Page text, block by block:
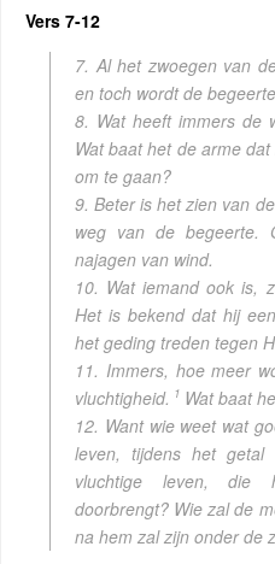
Vers 7-12
7. Al het zwoegen van
en toch wordt de
8. Wat heeft immers de
Wat baat het de arme
om te gaan?
9. Beter is het zien van
weg van de begeerte.
najagen van wind.
10. Wat iemand ook is,
Het is bekend dat hij
het geding treden tegen
11. Immers, hoe meer
vluchtigheid. 1Wat baat
12. Want wie weet wat
leven, tijdens het
vluchtige leven, die
doorbrengt? Wie zal de
na hem zal zijn onder de